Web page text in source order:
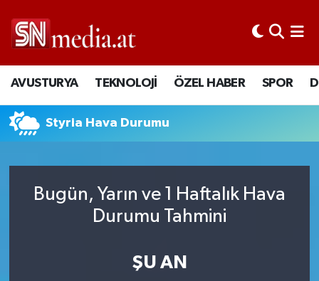
AVUSTURYA TEKNOLOJİ ÖZEL HABER SPOR
Styria Hava Durumu
Bugün, Yarın ve 1 Haftalık Hava
Durumu Tahmini
ŞU AN